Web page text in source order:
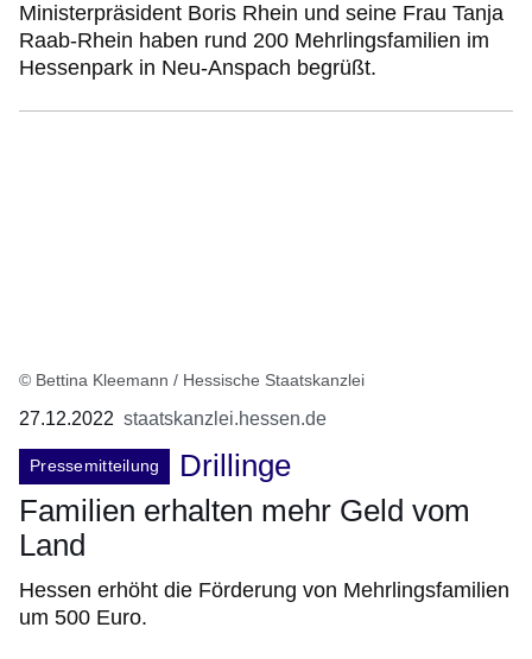
Ministerpräsident Boris Rhein und seine Frau Tanja
Raab-Rhein haben rund 200 Mehrlingsfamilien im
Hessenpark in Neu-Anspach begrüßt.
© Bettina Kleemann / Hessische Staatskanzlei
27.12.2022 staatskanzlei.hessen.de
Pressemitteilung
Drillinge
Familien erhalten mehr Geld vom
Land
Hessen erhöht die Förderung von Mehrlingsfamilien
um 500 Euro.